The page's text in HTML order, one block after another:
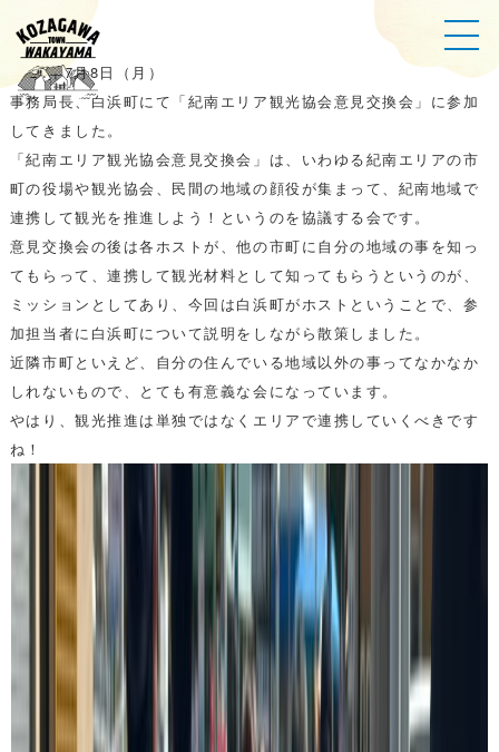
2024年7月8日（月）
事務局長、白浜町にて「紀南エリア観光協会意見交換会」に参加
してきました。
「紀南エリア観光協会意見交換会」は、いわゆる紀南エリアの市
町の役場や観光協会、民間の地域の顔役が集まって、紀南地域で
連携して観光を推進しよう！というのを協議する会です。
意見交換会の後は各ホストが、他の市町に自分の地域の事を知っ
てもらって、連携して観光材料として知ってもらうというのが、
ミッションとしてあり、今回は白浜町がホストということで、参
加担当者に白浜町について説明をしながら散策しました。
近隣市町といえど、自分の住んでいる地域以外の事ってなかなか
しれないもので、とても有意義な会になっています。
やはり、観光推進は単独ではなくエリアで連携していくべきです
ね！